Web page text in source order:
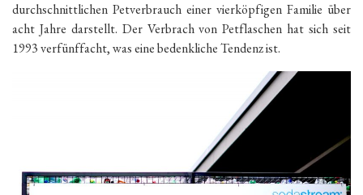
durchschnittlichen Petverbrauch einer vierköpfigen Familie über
acht Jahre darstellt. Der Verbrach von Petflaschen hat sich seit
1993 verfünffacht, was eine bedenkliche Tendenz ist.